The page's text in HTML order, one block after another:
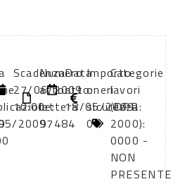
2009
Scadenza:
27/06/2009
10:00
Numero
atto:
lettera
97484
Data
atto:
18/05/2009
Importo
oneri
sicurezza:
0
Categorie
lavori
(DPR
2000):
0000 -
NON
PRESENTE